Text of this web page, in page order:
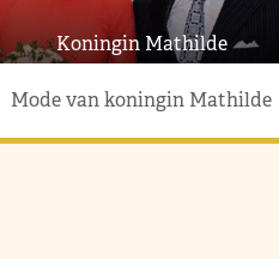
Koningin Mathilde
Mode van koningin Mathilde